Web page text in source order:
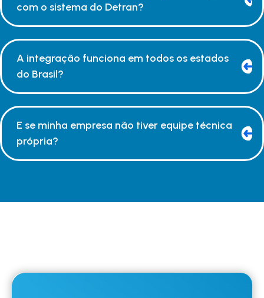
com o sistema do Detran?
A integração funciona em todos os estados
do Brasil?
E se minha empresa não tiver equipe técnica
própria?